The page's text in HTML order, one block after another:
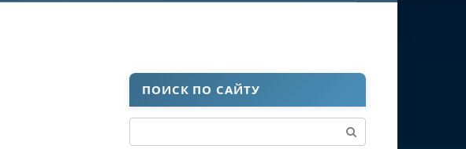
ПОИСК ПО САЙТУ